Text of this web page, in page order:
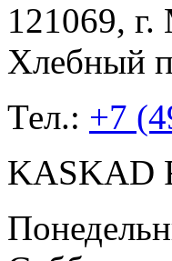
121069, г.
Хлебный
Тел.: +7
KASKAD